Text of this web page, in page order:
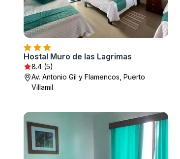
Hostal Muro de las Lagrimas
8.4 (5)
Av. Antonio Gil y Flamencos, Puerto
Villamil